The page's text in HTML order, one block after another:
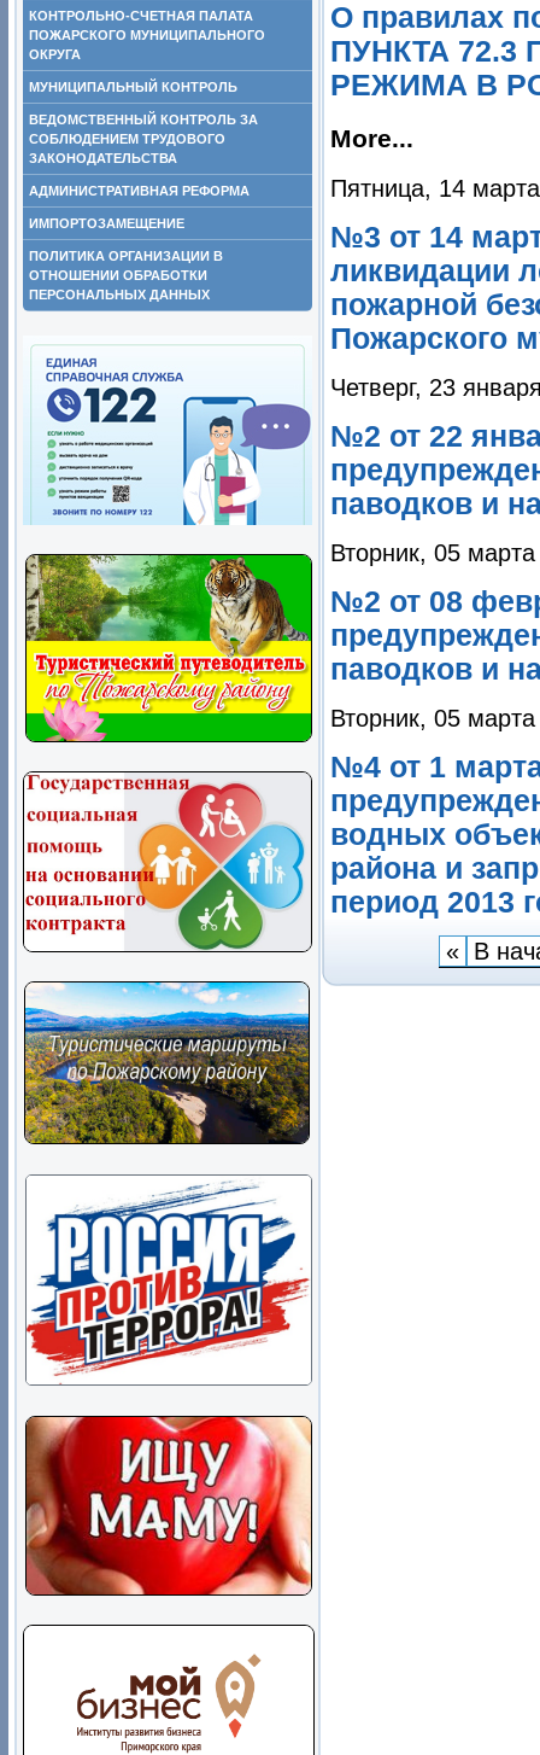
КОНТРОЛЬНО-СЧЕТНАЯ ПАЛАТА
ПОЖАРСКОГО МУНИЦИПАЛЬНОГО
ОКРУГА
МУНИЦИПАЛЬНЫЙ КОНТРОЛЬ
ВЕДОМСТВЕННЫЙ КОНТРОЛЬ ЗА
СОБЛЮДЕНИЕМ ТРУДОВОГО
ЗАКОНОДАТЕЛЬСТВА
АДМИНИСТРАТИВНАЯ РЕФОРМА
ИМПОРТОЗАМЕЩЕНИЕ
ПОЛИТИКА ОРГАНИЗАЦИИ В
ОТНОШЕНИИ ОБРАБОТКИ
ПЕРСОНАЛЬНЫХ ДАННЫХ
О правилах
ПУНКТА
РЕЖИМА В
More...
Пятница, 14
№3 от 14
ликвидации
пожарной
Пожарского
Четверг, 23
№2 от 22
паводков и
Вторник, 05
№2 от 08
паводков и
Вторник, 05
№4 от 1
водных
района и
период 2013
« В